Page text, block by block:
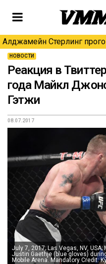
Алджамейн Стерлинг
НОВОСТИ
Реакция в
года Майкл
Гэтжи
08.07.2017
July 7, 2017; Las Vegas, NV,
Justin Gaethje (blue gloves)
Mobile Arena. Mandatory Credit: